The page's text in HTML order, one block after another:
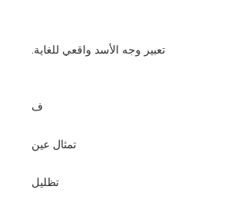
تعبير وجه الأسد واقعي للغاية.
ف
تمثال عين
تظليل